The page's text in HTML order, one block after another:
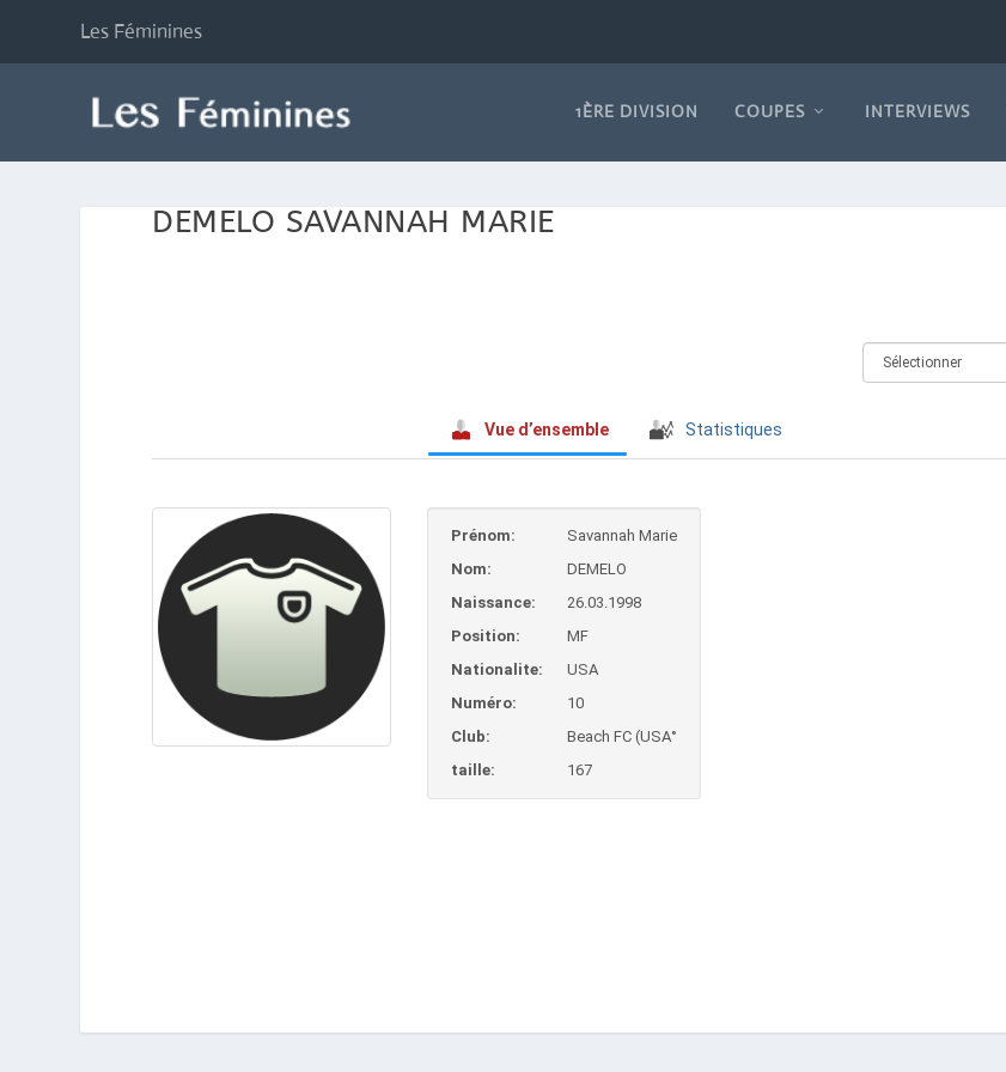
Les Féminines
1ÈRE DIVISION COUPES INTERVIEWS
DEMELO SAVANNAH MARIE
Vue d’ensemble Statistiques
Prénom:
Savannah Marie
Nom:
DEMELO
Naissance:
26.03.1998
Position:
MF
Nationalite:
USA
Numéro:
10
Club:
Beach FC (USA°
taille:
167